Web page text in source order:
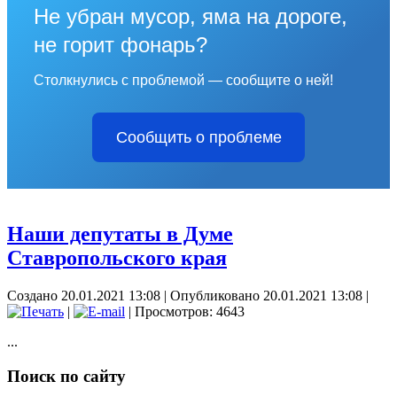
Не убран мусор, яма на дороге,
не горит фонарь?
Столкнулись с проблемой — сообщите о ней!
Сообщить о проблеме
Наши депутаты в Думе
Ставропольского края
Создано 20.01.2021 13:08 | Опубликовано 20.01.2021 13:08 |
|
| Просмотров: 4643
...
Поиск по сайту